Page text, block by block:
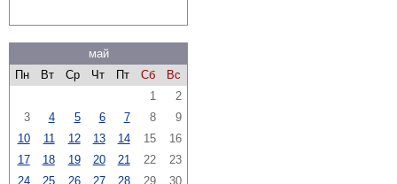
май
Пн
Вт Ср Чт Пт Сб
Вс
1
2
3
4 5 6 7 8
9
10
11 12 13 14 15
16
17
18 19 20 21 22
23
24
25 26 27 28 29
30